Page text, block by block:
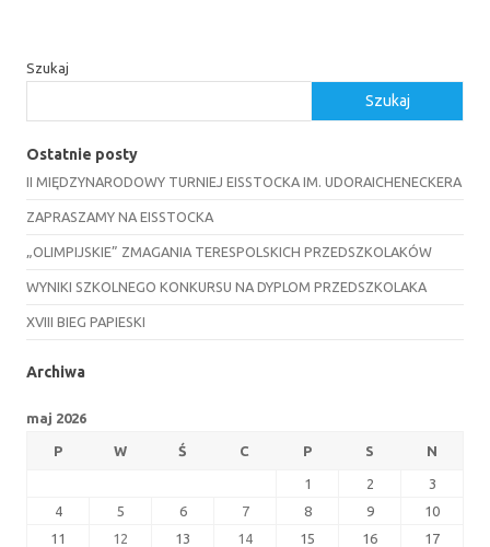
Szukaj
Szukaj
Ostatnie posty
II MIĘDZYNARODOWY TURNIEJ EISSTOCKA IM. UDORAICHENECKERA
ZAPRASZAMY NA EISSTOCKA
„OLIMPIJSKIE” ZMAGANIA TERESPOLSKICH PRZEDSZKOLAKÓW
WYNIKI SZKOLNEGO KONKURSU NA DYPLOM PRZEDSZKOLAKA
XVIII BIEG PAPIESKI
Archiwa
maj 2026
P W Ś C P S N
1 2
3
4
5 6 7 8 9
10
11
12 13 14 15 16
17